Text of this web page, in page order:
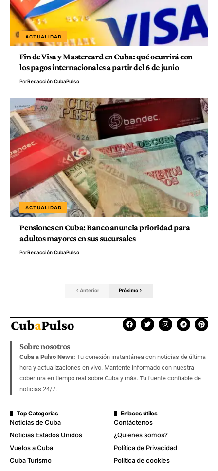
ACTUALIDAD
Fin de Visa y Mastercard en Cuba: qué ocurrirá con
los pagos internacionales a partir del 6 de junio
PorRedacción CubaPulso
ACTUALIDAD
Pensiones en Cuba: Banco anuncia prioridad para
adultos mayores en sus sucursales
PorRedacción CubaPulso
Anterior Próximo
Sobre nosotros
Cuba a Pulso News: Tu conexión instantánea con noticias de última
hora y actualizaciones en vivo. Mantente informado con nuestra
cobertura en tiempo real sobre Cuba y más. Tu fuente confiable de
noticias 24/7.
Top Categorías
Noticias de Cuba
Noticias Estados Unidos
Vuelos a Cuba
Cuba Turismo
Enlaces útiles
Contáctenos
¿Quiénes somos?
Política de Privacidad
Política de cookies